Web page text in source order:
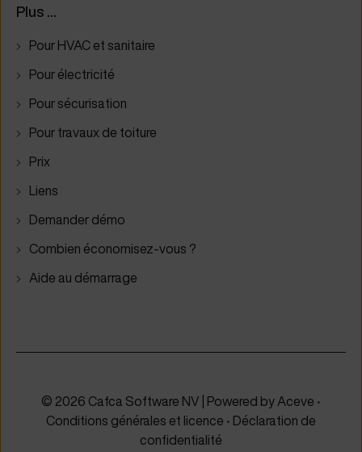
Plus ...
Pour HVAC et sanitaire
Pour électricité
Pour sécurisation
Pour travaux de toiture
Prix
Liens
Demander démo
Combien économisez-vous ?
Aide au démarrage
© 2026 Cafca Software NV | Powered byAceve •
Conditions générales et licence • Déclaration de
confidentialité